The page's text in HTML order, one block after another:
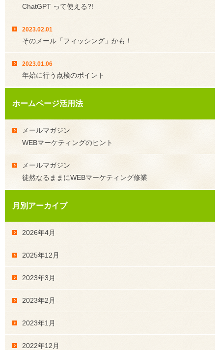
ChatGPT って使える?!
2023.02.01
そのメール「フィッシング」かも！
2023.01.06
年始に行う点検のポイント
ホームページ活用法
メールマガジン
WEBマーケティングのヒント
メールマガジン
徒然なるままにWEBマーケティング修業
月別アーカイブ
2026年4月
2025年12月
2023年3月
2023年2月
2023年1月
2022年12月